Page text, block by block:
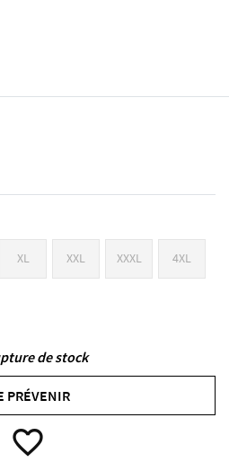
XL XXL XXXL 4XL
de stock
PRÉVENIR
favorite_border